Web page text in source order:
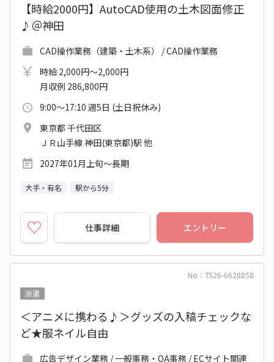
【時給2000円】AutoCAD使用の土木図面修正
♪＠神田
CAD操作業務（建築・土木系） / CAD操作業務
時給 2,000円～2,000円
月収例 286,800円
9:00～17:10 週5日 (土日祝休み)
東京都 千代田区
ＪＲ山手線 神田(東京都)駅 他
2027年01月上旬～長期
大手・有名 駅から5分
仕事詳細 エントリー
No：TS26-0628858
派遣
＜アニメに携わる♪＞グッズの入稿チェックな
ど★服ネイル自由
広告デザイン業務 / 一般事務・OA事務 / ECサイト関連